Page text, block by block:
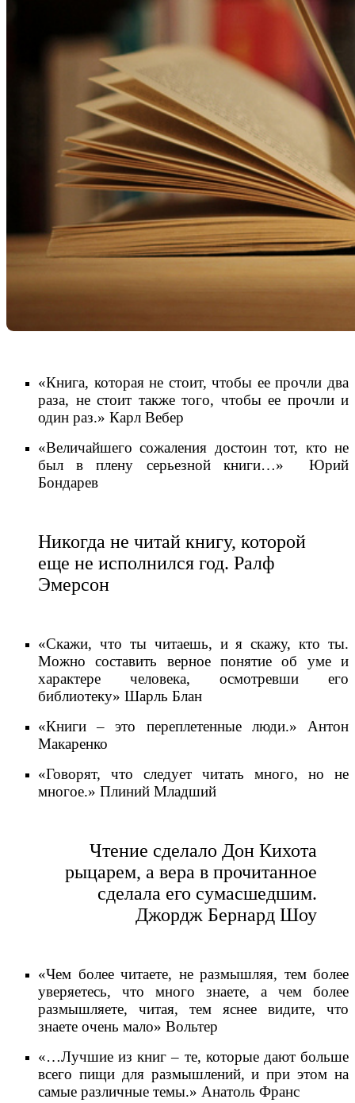
«Книга, которая не стоит, чтобы ее прочли два
раза, не стоит также того, чтобы ее прочли и
один раз.» Карл Вебер
«Величайшего сожаления достоин тот, кто не
был в плену серьезной книги…» Юрий
Бондарев
Никогда не читай книгу, которой
еще не исполнился год. Ралф
Эмерсон
«Скажи, что ты читаешь, и я скажу, кто ты.
Можно составить верное понятие об уме и
характере человека, осмотревши его
библиотеку» Шарль Блан
«Книги – это переплетенные люди.» Антон
Макаренко
«Говорят, что следует читать много, но не
многое.» Плиний Младший
Чтение сделало Дон Кихота
рыцарем, а вера в прочитанное
сделала его сумасшедшим.
Джордж Бернард Шоу
«Чем более читаете, не размышляя, тем более
уверяетесь, что много знаете, а чем более
размышляете, читая, тем яснее видите, что
знаете очень мало» Вольтер
«…Лучшие из книг – те, которые дают больше
всего пищи для размышлений, и при этом на
самые различные темы.» Анатоль Франс